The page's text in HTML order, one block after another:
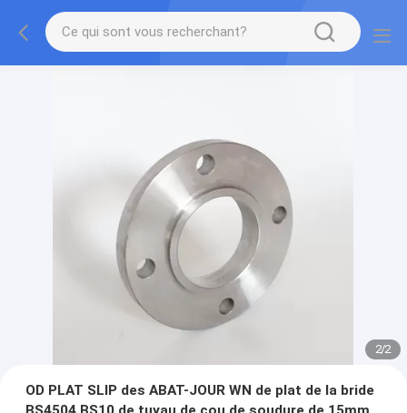
2/2
OD PLAT SLIP des ABAT-JOUR WN de plat de la bride